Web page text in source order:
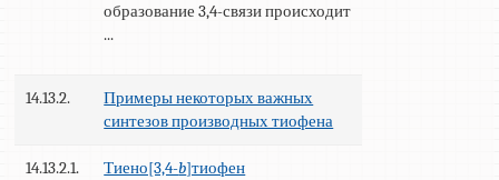
образование 3,4-связи происходит
...
14.13.2.
Примеры некоторых важных
синтезов производных тиофена
14.13.2.1. Тиено[3,4-b]тиофен